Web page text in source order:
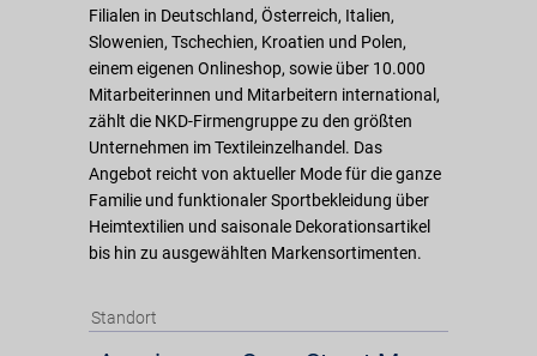
Filialen in Deutschland, Österreich, Italien,
Slowenien, Tschechien, Kroatien und Polen,
einem eigenen Onlineshop, sowie über 10.000
Mitarbeiterinnen und Mitarbeitern international,
zählt die NKD-Firmengruppe zu den größten
Unternehmen im Textileinzelhandel. Das
Angebot reicht von aktueller Mode für die ganze
Familie und funktionaler Sportbekleidung über
Heimtextilien und saisonale Dekorationsartikel
bis hin zu ausgewählten Markensortimenten.
Standort